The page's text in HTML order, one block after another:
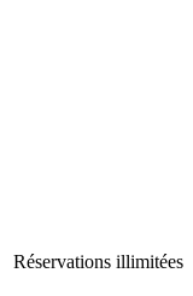
Réservations illimitées